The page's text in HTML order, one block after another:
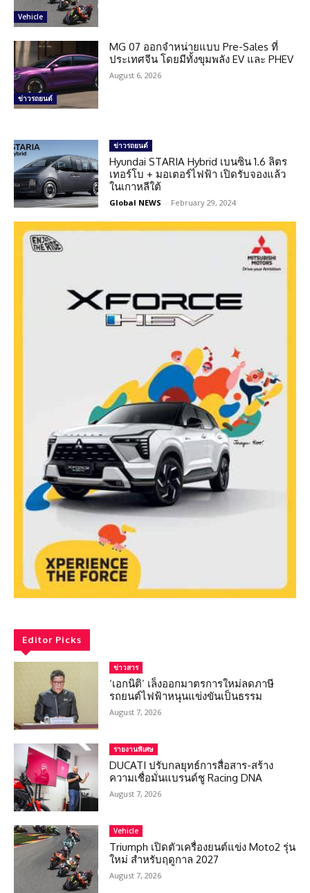
Vehicle
ข่าวรถยนต์
MG 07 ออกจำหน่ายแบบ Pre-Sales ที่
ประเทศจีน โดยมีทั้งขุมพลัง EV และ PHEV
August 6, 2026
ข่าวรถยนต์
Hyundai STARIA Hybrid เบนซิน 1.6 ลิตร
เทอร์โบ + มอเตอร์ไฟฟ้า เปิดรับจองแล้ว
ในเกาหลีใต้
Global NEWS - February 29, 2024
Editor Picks
ข่าวสาร
‘เอกนิติ’ เล็งออกมาตรการใหม่ลดภาษี
รถยนต์ไฟฟ้าหนุนแข่งขันเป็นธรรม
August 7, 2026
รายงานพิเศษ
DUCATI ปรับกลยุทธ์การสื่อสาร-สร้าง
ความเชื่อมั่นแบรนด์ชู Racing DNA
August 7, 2026
Vehicle
Triumph เปิดตัวเครื่องยนต์แข่ง Moto2 รุ่น
ใหม่ สำหรับฤดูกาล 2027
August 7, 2026